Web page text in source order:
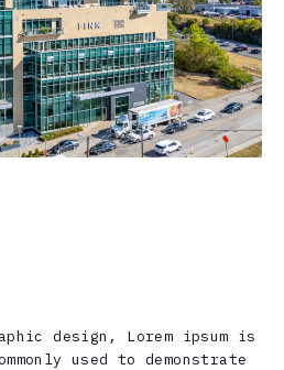
design, Lorem ipsum is
used to demonstrate